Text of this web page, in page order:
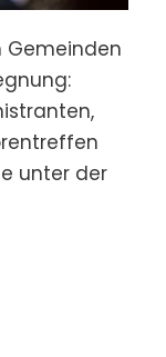
Ge­mein­den
unter der